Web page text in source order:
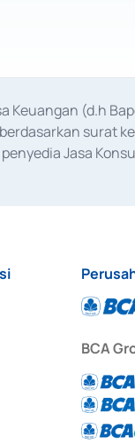
(d.h
surat
Jasa
BCA